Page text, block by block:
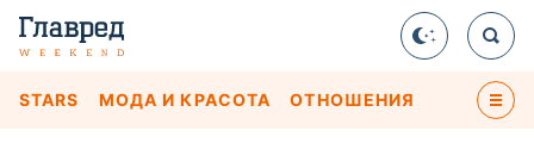
STARS МОДА И КРАСОТА ОТНОШЕНИЯ